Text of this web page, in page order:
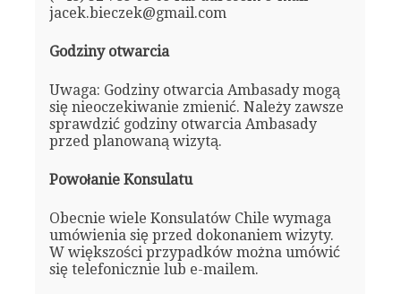
jacek.bieczek@gmail.com
Godziny otwarcia
Uwaga: Godziny otwarcia Ambasady mogą
się nieoczekiwanie zmienić. Należy zawsze
sprawdzić godziny otwarcia Ambasady
przed planowaną wizytą.
Powołanie Konsulatu
Obecnie wiele Konsulatów Chile wymaga
umówienia się przed dokonaniem wizyty.
W większości przypadków można umówić
się telefonicznie lub e-mailem.